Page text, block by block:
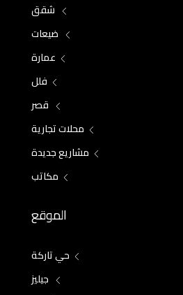
شقق
ضيعات
عمارة
فلل
قصر
محلات تجارية
مشاريع جديدة
مكاتب
الموقع
حي تاركة
جيليز